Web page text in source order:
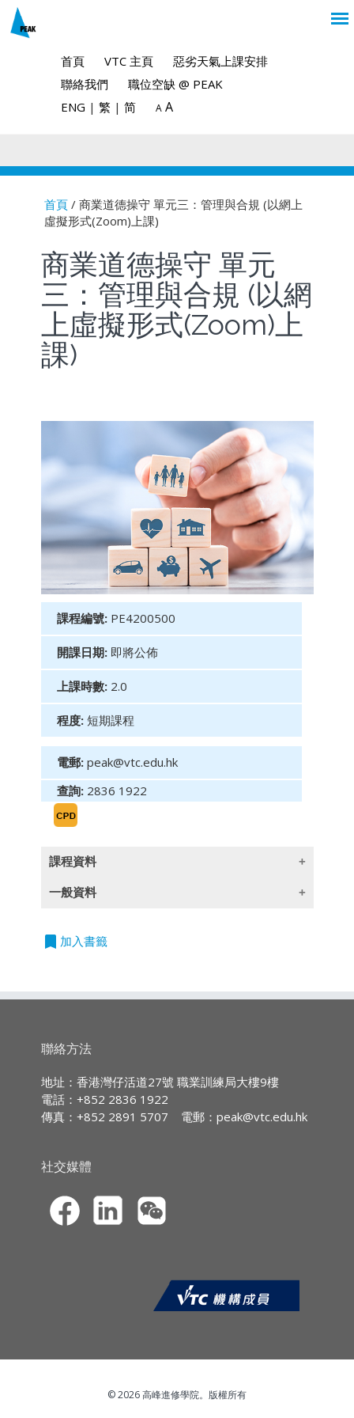
首頁 VTC 主頁
惡劣天氣上課安排
聯絡我們
職位空缺 @ PEAK
ENG | 繁 | 简 A A
You are here
首頁/ 商業道德操守 單元三：管理與合規 (以網上
虛擬形式(Zoom)上課)
商業道德操守 單元
三：管理與合規 (以網
上虛擬形式(Zoom)上
課)
課程編號: PE4200500
開課日期: 即將公佈
上課時數: 2.0
程度: 短期課程
電郵: peak@vtc.edu.hk
查詢: 2836 1922
課程資料
1. 公司核心價值﹑使命﹑策略﹑倫理守則和風
3. 轉變的商業倫理需要和期望：香港反貪腐法
例，以及美國海外貪腐運作法例
6. 僱員關係的倫理問題：歧視﹑僱員私隱﹑僱
7. 評定受禮和款待
·CPD網上虛擬課程的報名申請須透過職
https://cpe.vtc.edu.hk
以信用卡（VISA／萬事達）於網上繳付學
·申請人於報名時須上載*由香港特別行政
區（香港特區）入境事務處所簽發的香港
身份證 / 護照 / 旅行證件、或有效的來港
*上載限制︰檔案大小須少於4MB，格式
一般資料
授課語言
持續專業進修
IA CPD Hours:
2 ( Ethics or
Regulations)
MPFA Non-core CPD Hours:
2
bookmark 加入書籤
聯絡方法
地址：香港灣仔活道27號 職業訓練局大樓9樓
電話：+852 2836 1922
傳真：+852 2891 5707
電郵： peak@vtc.edu.hk
社交媒體
© 2026 高峰進修學院。版權所有